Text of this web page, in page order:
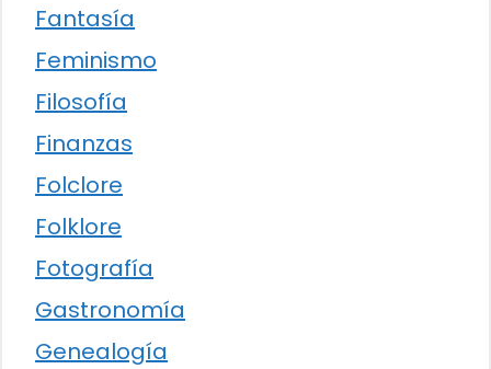
Fantasía
Feminismo
Filosofía
Finanzas
Folclore
Folklore
Fotografía
Gastronomía
Genealogía